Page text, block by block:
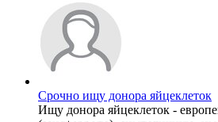
Срочно ищу донора яйцеклеток
Ищу донора яйцеклеток -